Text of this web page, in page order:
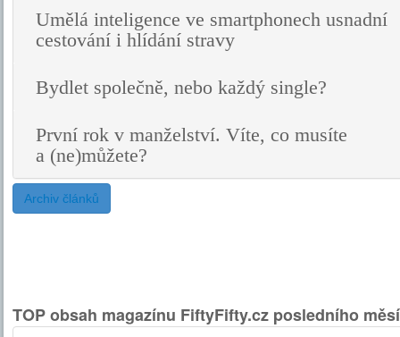
Umělá inteligence ve smartphonech usnadní
cestování i hlídání stravy
Bydlet společně, nebo každý single?
První rok v manželství. Víte, co musíte
a (ne)můžete?
Archiv článků
TOP obsah magazínu FiftyFifty.cz posledního